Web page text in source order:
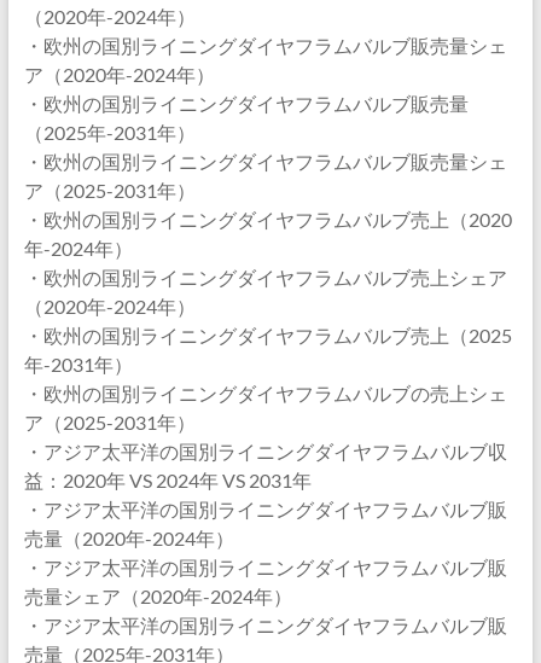
（2020年-2024年）
・欧州の国別ライニングダイヤフラムバルブ販売量シェ
ア（2020年-2024年）
・欧州の国別ライニングダイヤフラムバルブ販売量
（2025年-2031年）
・欧州の国別ライニングダイヤフラムバルブ販売量シェ
ア（2025-2031年）
・欧州の国別ライニングダイヤフラムバルブ売上（2020
年-2024年）
・欧州の国別ライニングダイヤフラムバルブ売上シェア
（2020年-2024年）
・欧州の国別ライニングダイヤフラムバルブ売上（2025
年-2031年）
・欧州の国別ライニングダイヤフラムバルブの売上シェ
ア（2025-2031年）
・アジア太平洋の国別ライニングダイヤフラムバルブ収
益：2020年 VS 2024年 VS 2031年
・アジア太平洋の国別ライニングダイヤフラムバルブ販
売量（2020年-2024年）
・アジア太平洋の国別ライニングダイヤフラムバルブ販
売量シェア（2020年-2024年）
・アジア太平洋の国別ライニングダイヤフラムバルブ販
売量（2025年-2031年）